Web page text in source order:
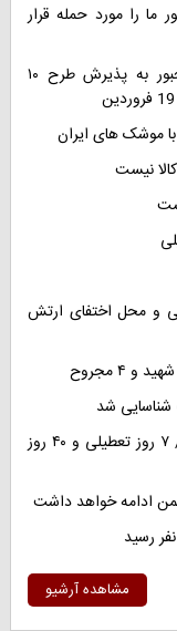
ما را مورد حمله قرار
شورای عالی امنیت ملی: ایران آمریکا را مجبور به پذیرش طرح ۱۰
با موشک های ایران
نیست
و محل اختفای ارتش
رهبر و پیشوای شیعیان جهان به شهادت رسید/ ۷ روز تعطیلی و ۴۰ روز
مشاهده آرشیو